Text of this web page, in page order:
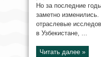
Но за последние
заметно
отраслевые
в Узбекистане, ...
Читать далее »